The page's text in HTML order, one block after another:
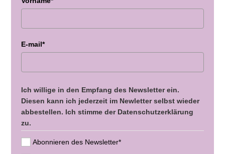
E-mail*
Ich willige in den Empfang des Newsletter ein.
Diesen kann ich jederzeit im Newletter selbst wieder
abbestellen. Ich stimme der Datenschutzerklärung
zu.
Abonnieren des Newsletter*